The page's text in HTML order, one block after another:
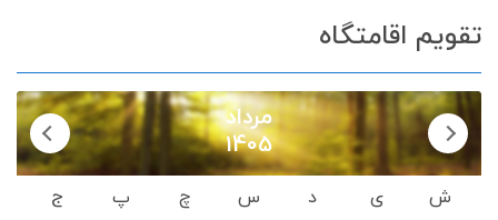
تقویم اقامتگاه
مرداد
1405
ش ی د س چ پ
ج